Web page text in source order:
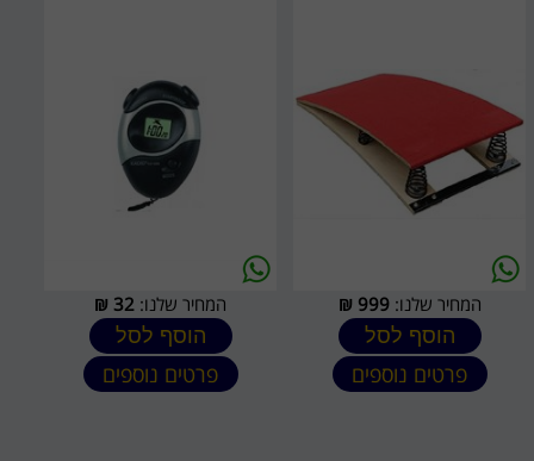
המחיר שלנו:999
₪
הוסף לסל
פרטים נוספים
המחיר שלנו: 32
₪
הוסף לסל
פרטים נוספים